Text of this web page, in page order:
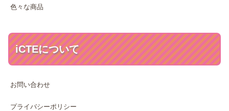
色々な商品
iCTEについて
お問い合わせ
プライバシーポリシー